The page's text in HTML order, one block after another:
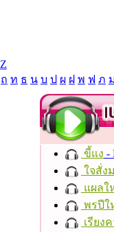
Z
ถ ท ธ น บ ป ผ ฝ พ ฟ ภ
ขี้แง -
ใจสั่ง
แผลใ
พรปีใ
เรียง